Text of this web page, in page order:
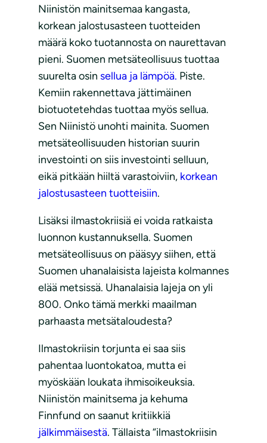
Niinistön mainitsemaa kangasta,
korkean jalostusasteen tuotteiden
määrä koko tuotannosta on naurettavan
pieni. Suomen metsäteollisuus tuottaa
suurelta osin sellua ja lämpöä. Piste.
Kemiin rakennettava jättimäinen
biotuotetehdas tuottaa myös sellua.
Sen Niinistö unohti mainita. Suomen
metsäteollisuuden historian suurin
investointi on siis investointi selluun,
eikä pitkään hiiltä varastoiviin, korkean
jalostusasteen tuotteisiin.
Lisäksi ilmastokriisiä ei voida ratkaista
luonnon kustannuksella. Suomen
metsäteollisuus on pääsyy siihen, että
Suomen uhanalaisista lajeista kolmannes
elää metsissä. Uhanalaisia lajeja on yli
800. Onko tämä merkki maailman
parhaasta metsätaloudesta?
Ilmastokriisin torjunta ei saa siis
pahentaa luontokatoa, mutta ei
myöskään loukata ihmisoikeuksia.
Niinistön mainitsema ja kehuma
Finnfund on saanut kritiikkiä
jälkimmäisestä. Tällaista “ilmastokriisin